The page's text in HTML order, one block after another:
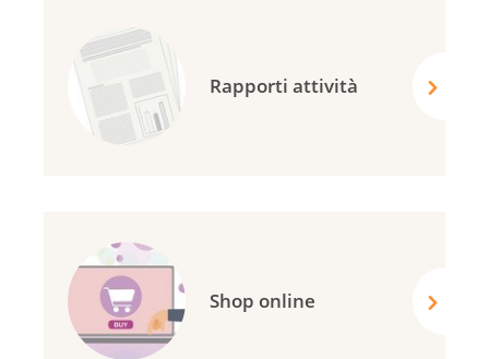
Rapporti attività
Shop online